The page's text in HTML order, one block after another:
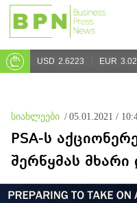
USD 2.6223 EUR
სიახლეები / 05.01.2021 /
PSA-ს
შერწყმას მხარი